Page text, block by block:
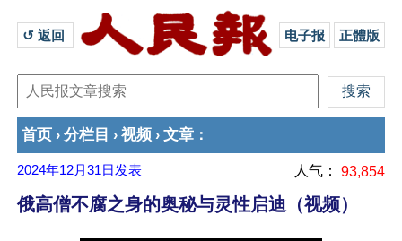
↺ 返回 电子报 正體版
首页 › 分栏目 › 视频 › 文章 ：
2024年12月31日 发表 人气： 93,854
俄高僧不腐之身的奥秘与灵性启迪（视频）